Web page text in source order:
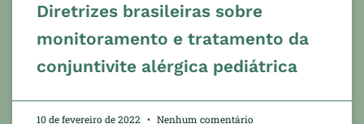
Diretrizes brasileiras sobre
monitoramento e tratamento da
conjuntivite alérgica pediátrica
10 de fevereiro de 2022 Nenhum comentário